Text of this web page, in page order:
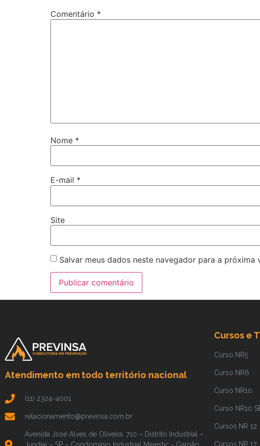
Comentário *
Nome *
E-mail *
Site
Salvar meus dados neste navegador para a próxima
Atendimento em todo território nacional
(11) 2324-4001
relacionamento@previnsa.com.br
Avenida José Alves de Oliveira, 710 – Distrito Industrial –
Cursos e
Curso NR5
Curso NR6
Curso NR10
Curso NR10
Cursos NR 12
Cursos NR 17